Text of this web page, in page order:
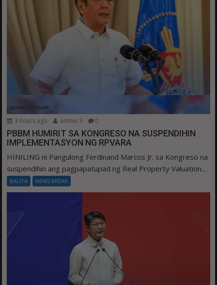
3 hours ago admin 3 0
PBBM HUMIRIT SA KONGRESO NA SUSPENDIHIN
IMPLEMENTASYON NG RPVARA
HINILING ni Pangulong Ferdinand Marcos Jr. sa Kongreso na
suspendihin ang pagpapatupad ng Real Property Valuation...
BALITA NEWS BREAK